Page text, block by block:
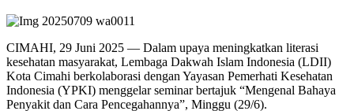
CIMAHI, 29 Juni 2025 — Dalam upaya meningkatkan literasi
kesehatan masyarakat, Lembaga Dakwah Islam Indonesia (LDII)
Kota Cimahi berkolaborasi dengan Yayasan Pemerhati Kesehatan
Indonesia (YPKI) menggelar seminar bertajuk “Mengenal Bahaya
Penyakit dan Cara Pencegahannya”, Minggu (29/6).